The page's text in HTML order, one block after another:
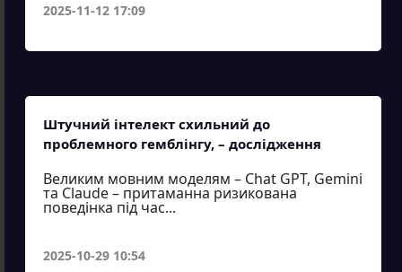
2025-11-12 17:09
Штучний інтелект схильний до
проблемного гемблінгу, – дослідження
Великим мовним моделям – Chat GPT, Gemini
та Claude – притаманна ризикована
поведінка під час...
2025-10-29 10:54